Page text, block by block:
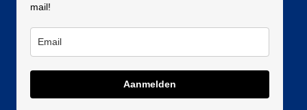
mail!
Aanmelden